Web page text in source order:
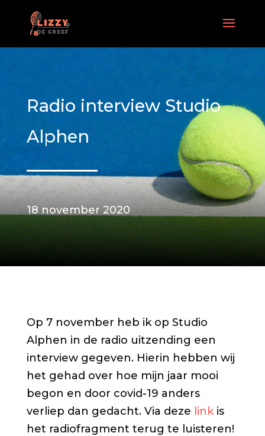
Radio interview Studio
Alphen
18 november 2020
Op 7 november heb ik op Studio
Alphen in de radio uitzending een
interview gegeven. Hierin hebben wij
het gehad over hoe mijn jaar mooi
begon en door covid-19 anders
verliep dan gedacht. Via deze linkis
het radiofragment terug te luisteren!